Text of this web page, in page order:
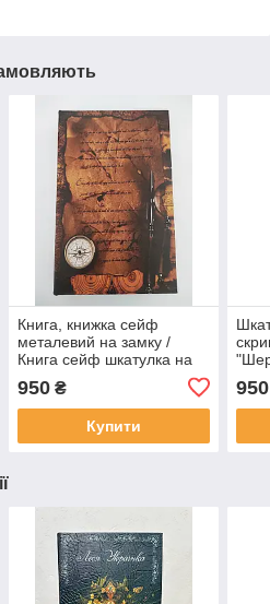
Книга, книжка сейф
металевий на замку /
Книга сейф шкатулка на
950₴
Купити
950